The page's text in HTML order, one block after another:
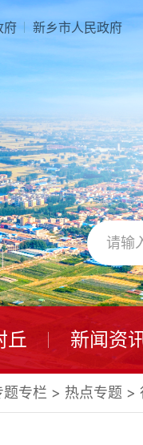
府 新乡市人民政府
丘 新闻资
题专栏 > 热点专题 >